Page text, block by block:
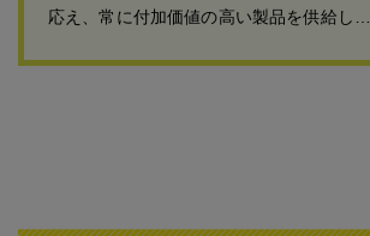
応え、常に付加価値の高い製品を供給し…